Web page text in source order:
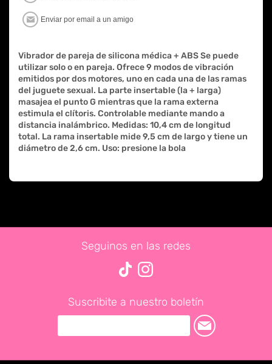
Vibrador de pareja de silicona médica + ABS Se puede
utilizar solo o en pareja. Ofrece 9 modos de vibración
emitidos por dos motores, uno en cada una de las ramas
del juguete sexual. La parte insertable (la + larga)
masajea el punto G mientras que la rama externa
estimula el clítoris. Controlable mediante mando a
distancia inalámbrico. Medidas: 10,4 cm de longitud
total. La rama insertable mide 9,5 cm de largo y tiene un
diámetro de 2,6 cm. Uso: presione la bola
Seguinos en las redes
Suscribite a nuestro boletín